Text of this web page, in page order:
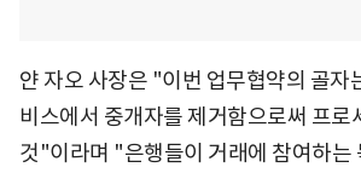
얀 자오 사장은 "이번 업무협약의 골자
비스에서 중개자를 제거함으로써 프로
것"이라며 "은행들이 거래에 참여하는